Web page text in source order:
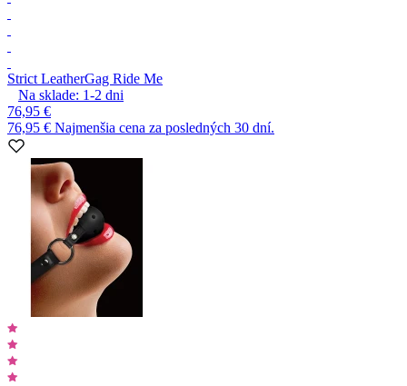
Strict LeatherGag Ride Me
Na sklade: 1-2 dni
76,95 €
76,95 € Najmenšia cena za posledných 30 dní.